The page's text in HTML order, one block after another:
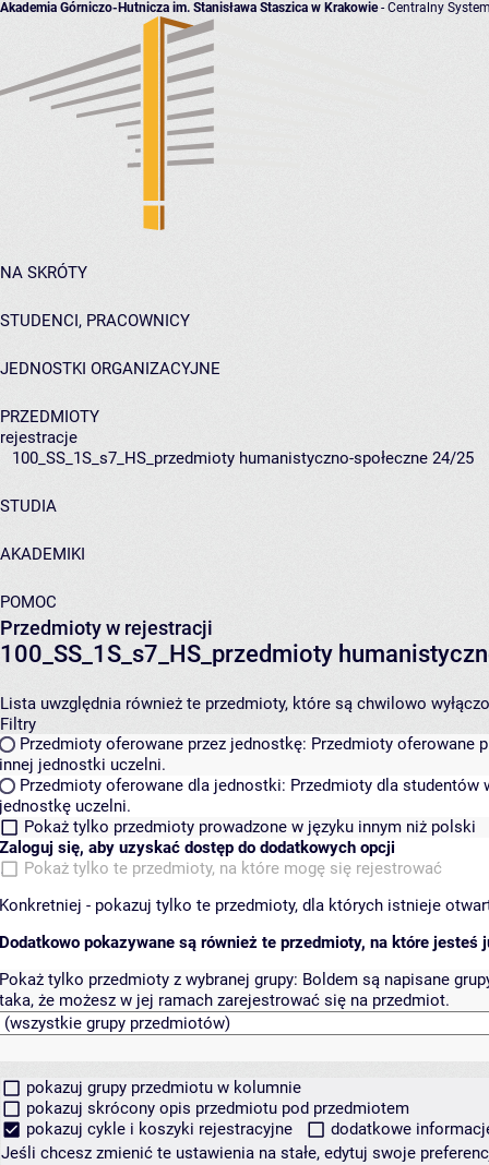
Akademia Górniczo-Hutnicza im. Stanisława Staszica w Krakowie- Centralny
NA SKRÓTY
STUDENCI, PRACOWNICY
JEDNOSTKI ORGANIZACYJNE
PRZEDMIOTY
rejestracje
100_SS_1S_s7_HS_przedmioty humanistyczno-społeczne 24/25
STUDIA
AKADEMIKI
POMOC
Przedmioty w rejestracji
100_SS_1S_s7_HS_przedmioty
Lista uwzględnia również te przedmioty, które są chwilowo
Filtry
Przedmioty oferowane przez jednostkę: Przedmioty oferowane
innej jednostki uczelni.
Przedmioty oferowane dla jednostki: Przedmioty dla studentów
jednostkę uczelni.
Pokaż tylko przedmioty prowadzone w języku innym niż polski
Zaloguj się, aby uzyskać dostęp do dodatkowych opcji
Pokaż tylko te przedmioty, na które mogę się rejestrować
Konkretniej - pokazuj tylko te przedmioty, dla których istnieje
Dodatkowo pokazywane są również te przedmioty, na które jesteś
Pokaż tylko przedmioty z wybranej grupy: Boldem są napisane
taka, że możesz w jej ramach zarejestrować się na przedmiot.
pokazuj grupy przedmiotu w kolumnie
pokazuj skrócony opis przedmiotu pod przedmiotem
pokazuj cykle i koszyki rejestracyjne
dodatkowe
Jeśli chcesz zmienić te ustawienia na stałe, edytuj swoje